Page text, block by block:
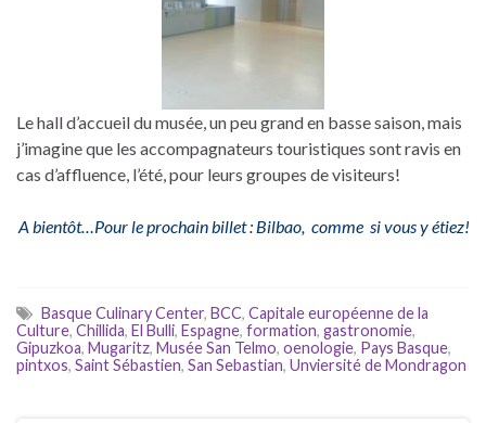
Le hall d’accueil du musée, un peu grand en basse saison, mais
j’imagine que les accompagnateurs touristiques sont ravis en
cas d’affluence, l’été, pour leurs groupes de visiteurs!
A bientôt…Pour le prochain billet : Bilbao, comme si vous y étiez!
Basque Culinary Center, BCC, Capitale européenne de la
Culture, Chillida, El Bulli, Espagne, formation, gastronomie,
Gipuzkoa, Mugaritz, Musée San Telmo, oenologie, Pays Basque,
pintxos, Saint Sébastien, San Sebastian, Unviersité de Mondragon